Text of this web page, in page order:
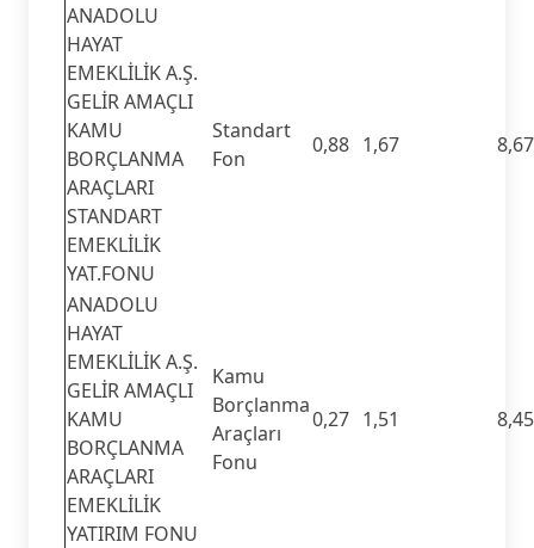
ANADOLU
HAYAT
EMEKLİLİK A.Ş.
GELİR AMAÇLI
KAMU
BORÇLANMA
ARAÇLARI
STANDART
EMEKLİLİK
YAT.FONU
Standart
Fon
0,88 1,67 8,67
ANADOLU
HAYAT
EMEKLİLİK A.Ş.
GELİR AMAÇLI
KAMU
BORÇLANMA
ARAÇLARI
EMEKLİLİK
YATIRIM FONU
Kamu
Borçlanma
Araçları
Fonu
0,27 1,51 8,45